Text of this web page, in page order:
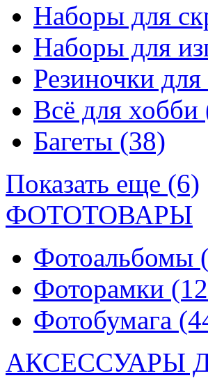
Наборы для
Наборы для
Резиночки
Всё для хобби
Багеты (38)
Показать еще (6)
ФОТОТОВАРЫ
Фотоальбомы
Фоторамки
Фотобумага
АКСЕССУАРЫ